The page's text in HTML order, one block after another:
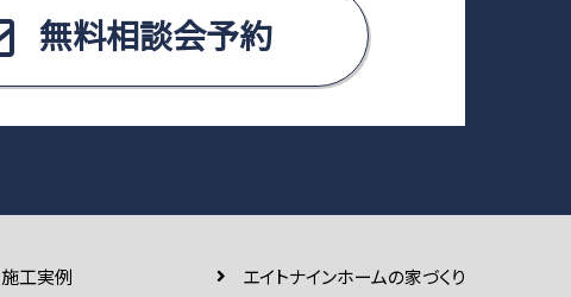
無料相談会予約
施⼯実例 エイトナインホームの家づくり